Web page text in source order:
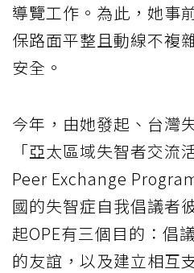
導覽工作。為此，她事
保路面平整且動線不複
安全。
今年，由她發起、台灣
「亞太區域失智者交流
Peer Exchange
國的失智症自我倡議者
起OPE有三個目的：倡
的友誼，以及建立相互